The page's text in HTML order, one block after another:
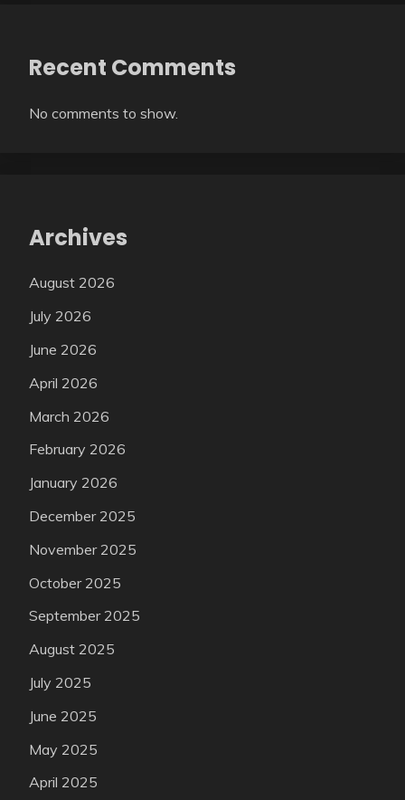
Recent Comments
No comments to show.
Archives
August 2026
July 2026
June 2026
April 2026
March 2026
February 2026
January 2026
December 2025
November 2025
October 2025
September 2025
August 2025
July 2025
June 2025
May 2025
April 2025